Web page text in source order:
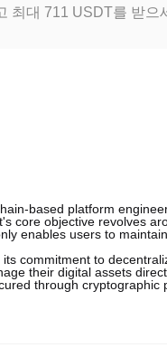
최대 711 USDT를 받으
based platform
core objective revolves
enables users to
commitment to
their digital assets
through cryptographic